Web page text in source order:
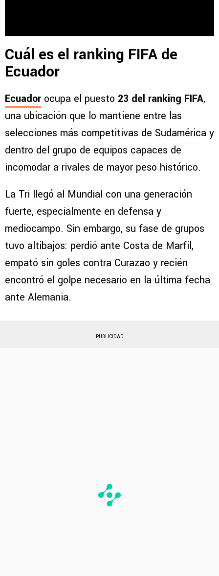
Cuál es el ranking FIFA de
Ecuador
Ecuador ocupa el puesto 23 del ranking FIFA,
una ubicación que lo mantiene entre las
selecciones más competitivas de Sudamérica y
dentro del grupo de equipos capaces de
incomodar a rivales de mayor peso histórico.
La Tri llegó al Mundial con una generación
fuerte, especialmente en defensa y
mediocampo. Sin embargo, su fase de grupos
tuvo altibajos: perdió ante Costa de Marfil,
empató sin goles contra Curazao y recién
encontró el golpe necesario en la última fecha
ante Alemania.
PUBLICIDAD